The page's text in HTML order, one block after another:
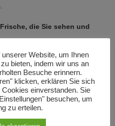
die Sie sehen und
…
Website, um Ihnen
bieten, indem wir uns an
Besuche erinnern.
klicken, erklären Sie sich
einverstanden. Sie
besuchen, um
zu erteilen.